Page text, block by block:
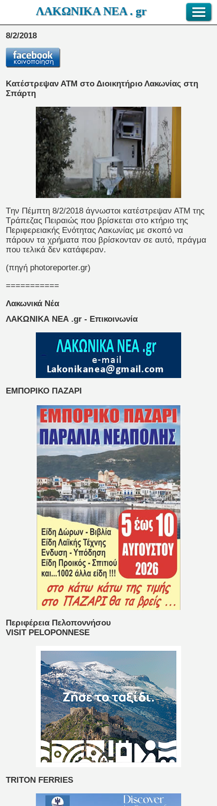
ΛΑΚΩΝΙΚΑ ΝΕΑ . gr
8/2/2018
Κατέστρεψαν ΑΤΜ στο Διοικητήριο Λακωνίας στη
Σπάρτη
Tην Πέμπτη 8/2/2018 άγνωστοι κατέστρεψαν ΑΤΜ της
Τράπεζας Πειραιώς που βρίσκεται στο κτήριο της
Περιφερειακής Ενότητας Λακωνίας με σκοπό να
πάρουν τα χρήματα που βρίσκονταν σε αυτό, πράγμα
που τελικά δεν κατάφεραν.
(πηγή photoreporter.gr)
===========
Λακωνικά Νέα
ΛΑΚΩΝΙΚΑ ΝΕΑ .gr - Επικοινωνία
ΕΜΠΟΡΙΚΟ ΠΑΖΑΡΙ
Περιφέρεια Πελοποννήσου
VISIT PELOPONNESE
TRITON FERRIES